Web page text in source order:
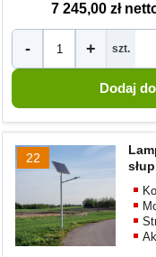
7 245,00 zł
- + szt.
22